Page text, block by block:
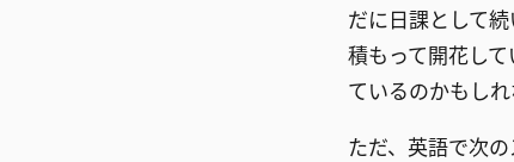
だに日課として
積もって開花し
ているのかもしれ
ただ、英語で次